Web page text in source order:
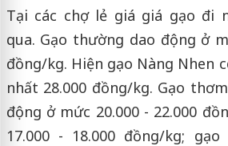
Tại các chợ lẻ giá giá gạo đi
qua. Gạo thường dao động ở
đồng/kg. Hiện gạo Nàng Nhen
nhất 28.000 đồng/kg. Gạo
động ở mức 20.000 - 22.000
17.000 - 18.000 đồng/kg;